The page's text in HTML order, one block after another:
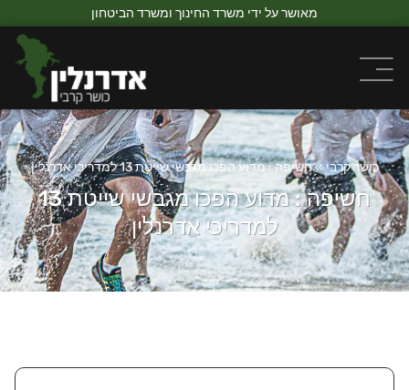
מאושר על ידי משרד החינוך ומשרד הביטחון
כושר קרבי»חשיפה : מדוע הפכו מגבשי שייטת 13 למדריכי אדרנלין
חשיפה : מדוע הפכו מגבשי שייטת 13
למדריכי אדרנלין